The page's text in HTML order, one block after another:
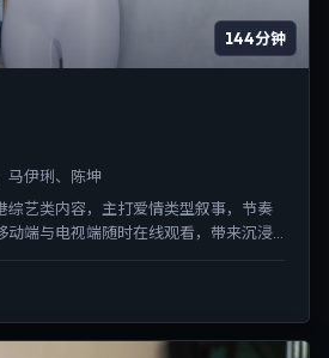
144分钟
马伊琍、陈坤
综艺类内容，主打爱情类型叙事，节奏
动端与电视端随时在线观看，带来沉浸